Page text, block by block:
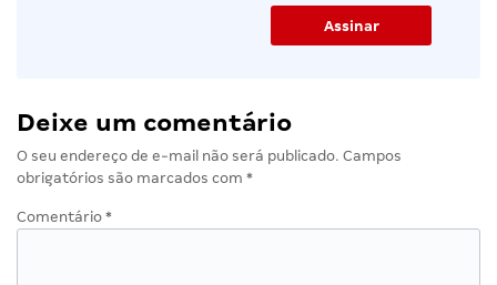
Deixe um comentário
O seu endereço de e-mail não será publicado. Campos
obrigatórios são marcados com *
Comentário *